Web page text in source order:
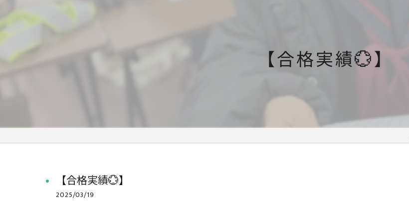
【合格実績💮】
【合格実績💮】
2025/03/19